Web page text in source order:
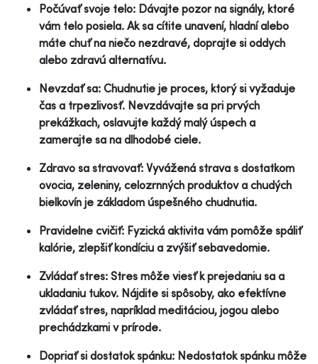
Počúvať svoje telo: Dávajte pozor na signály, ktoré
vám telo posiela. Ak sa cítite unavení, hladní alebo
máte chuť na niečo nezdravé, doprajte si oddych
alebo zdravú alternatívu.
Nevzdať sa: Chudnutie je proces, ktorý si vyžaduje
čas a trpezlivosť. Nevzdávajte sa pri prvých
prekážkach, oslavujte každý malý úspech a
zamerajte sa na dlhodobé ciele.
Zdravo sa stravovať: Vyvážená strava s dostatkom
ovocia, zeleniny, celozrnných produktov a chudých
bielkovín je základom úspešného chudnutia.
Pravidelne cvičiť: Fyzická aktivita vám pomôže spáliť
kalórie, zlepšiť kondíciu a zvýšiť sebavedomie.
Zvládať stres: Stres môže viesť k prejedaniu sa a
ukladaniu tukov. Nájdite si spôsoby, ako efektívne
zvládať stres, napríklad meditáciou, jogou alebo
prechádzkami v prírode.
Dopriať si dostatok spánku: Nedostatok spánku môže